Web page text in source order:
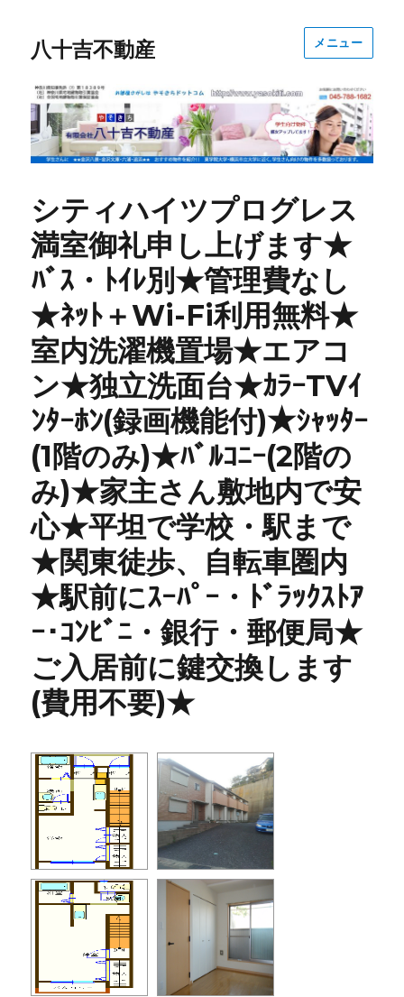
八十吉不動産 メニュー
シティハイツプログレス
満室御礼申し上げます★
ﾊﾞｽ・ﾄｲﾚ別★管理費なし
★ﾈｯﾄ＋Wi-Fi利用無料★
室内洗濯機置場★エアコ
ン★独立洗面台★ｶﾗｰTVｲ
ﾝﾀｰﾎﾝ(録画機能付)★ｼｬｯﾀｰ
(1階のみ)★ﾊﾞﾙｺﾆｰ(2階の
み)★家主さん敷地内で安
心★平坦で学校・駅まで
★関東徒歩、自転車圏内
★駅前にｽｰﾊﾟｰ・ﾄﾞﾗｯｸｽﾄｱ
ｰ･ｺﾝﾋﾞﾆ・銀行・郵便局★
ご入居前に鍵交換します
(費用不要)★